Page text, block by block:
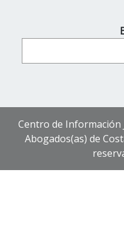
Centro de Información
Abogados(as) de